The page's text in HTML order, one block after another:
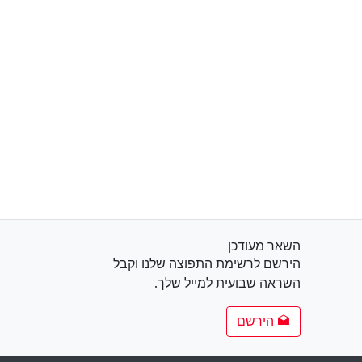
השאר מעודכן
הירשם לרשימת התפוצה שלנו וקבל
השראה שבועית למייל שלך.
הירשם